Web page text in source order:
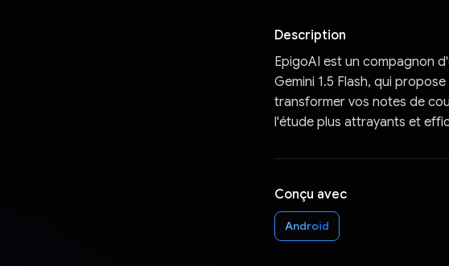
Description
EpigoAI est un compagnon
Gemini 1.5 Flash, qui
transformer vos notes de
l'étude plus attrayants et
Conçu avec
Android